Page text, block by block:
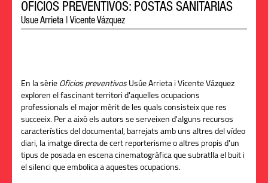
OFICIOS PREVENTIVOS: POSTAS SANITARIAS
Usue Arrieta | Vicente Vázquez
En la sèrie Oficios preventivos Usúe Arrieta i Vicente Vázquez
exploren el fascinant territori d'aquelles ocupacions
professionals el major mèrit de les quals consisteix que res
succeeix. Per a això els autors se serveixen d'alguns recursos
característics del documental, barrejats amb uns altres del vídeo
diari, la imatge directa de cert reporterisme o altres propis d'un
tipus de posada en escena cinematogràfica que subratlla el buit i
el silenci que embolica a aquestes ocupacions.